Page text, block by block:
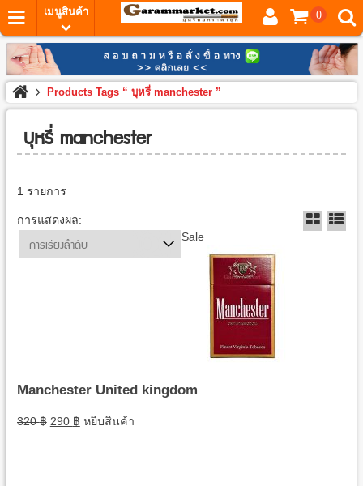
เมนูสินค้า 0
Products Tags “ บุหรี่ manchester ”
บุหรี่ manchester
1 รายการ
การแสดงผล:
การเรียงลำดับ Sale
Manchester United kingdom
320฿ 290 ฿ หยิบสินค้า